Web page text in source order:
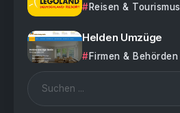
Reisen & Tourismus
Helden Umzüge
Firmen & Behörden